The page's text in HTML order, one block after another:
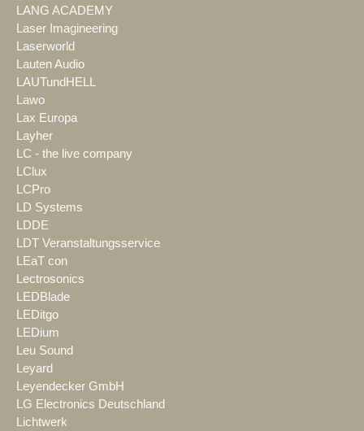
LANG ACADEMY
Laser Imagineering
Laserworld
Lauten Audio
LAUTundHELL
Lawo
Lax Europa
Layher
LC - the live company
LClux
LCPro
LD Systems
LDDE
LDT Veranstaltungsservice
LEaT con
Lectrosonics
LEDBlade
LEDitgo
LEDium
Leu Sound
Leyard
Leyendecker GmbH
LG Electronics Deutschland
Lichtwerk